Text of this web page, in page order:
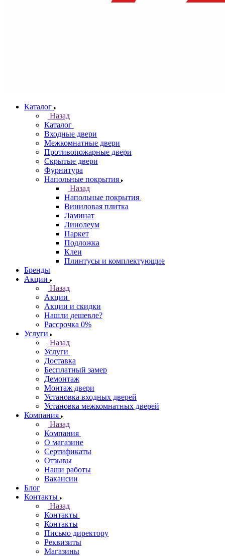
Каталог
Назад
Каталог
Входные двери
Межкомнатные двери
Противопожарные двери
Скрытые двери
Фурнитура
Напольные покрытия
Назад
Напольные покрытия
Виниловая плитка
Ламинат
Линолеум
Паркет
Подложка
Клеи
Плинтусы и комплектующие
Бренды
Акции
Назад
Акции
Акции и скидки
Нашли дешевле?
Рассрочка 0%
Услуги
Назад
Услуги
Доставка
Бесплатный замер
Демонтаж
Монтаж двери
Установка входных дверей
Установка межкомнатных дверей
Компания
Назад
Компания
О магазине
Сертификаты
Отзывы
Наши работы
Вакансии
Блог
Контакты
Назад
Контакты
Контакты
Письмо директору
Реквизиты
Магазины